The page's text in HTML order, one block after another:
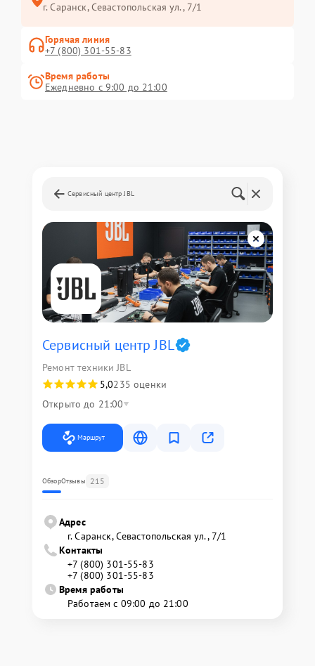
г. Саранск, Севастопольская ул., 7/1
Горячая линия
+7 (800) 301-55-83
Время работы
Ежедневно с 9:00 до 21:00
Сервисный центр JBL
Сервисный центр JBL
Ремонт техники JBL
5,0235 оценки
Открыто до 21:00
Маршрут
ОбзорОтзывы 215
Адрес
г. Саранск, Севастопольская ул., 7/1
Контакты
+7 (800) 301-55-83
+7 (800) 301-55-83
Время работы
Работаем с 09:00 до 21:00